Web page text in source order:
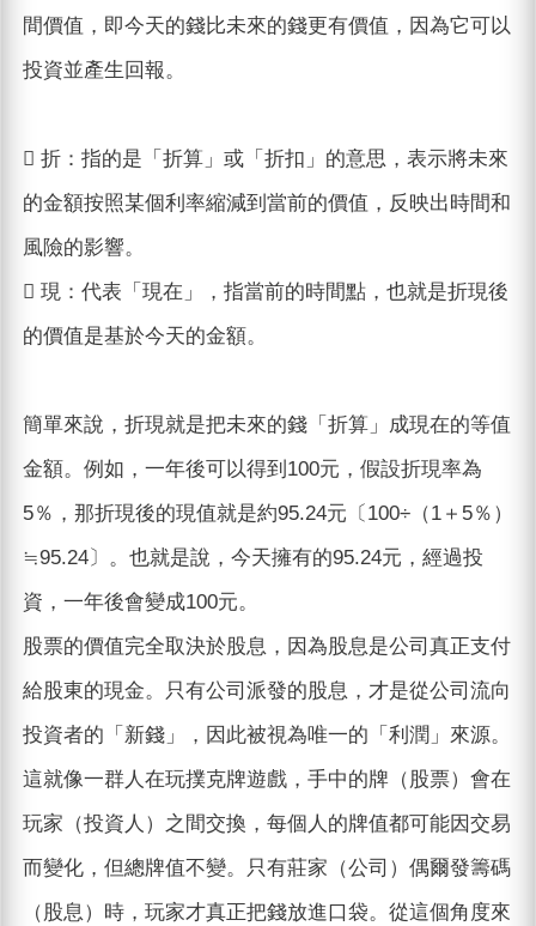
間價值，即今天的錢比未來的錢更有價值，因為它可以
投資並產生回報。
 折：指的是「折算」或「折扣」的意思，表示將未來
的金額按照某個利率縮減到當前的價值，反映出時間和
風險的影響。
 現：代表「現在」，指當前的時間點，也就是折現後
的價值是基於今天的金額。
簡單來說，折現就是把未來的錢「折算」成現在的等值
金額。例如，一年後可以得到100元，假設折現率為
5％，那折現後的現值就是約95.24元〔100÷（1＋5％）
≒95.24〕。也就是說，今天擁有的95.24元，經過投
資，一年後會變成100元。
股票的價值完全取決於股息，因為股息是公司真正支付
給股東的現金。只有公司派發的股息，才是從公司流向
投資者的「新錢」，因此被視為唯一的「利潤」來源。
這就像一群人在玩撲克牌遊戲，手中的牌（股票）會在
玩家（投資人）之間交換，每個人的牌值都可能因交易
而變化，但總牌值不變。只有莊家（公司）偶爾發籌碼
（股息）時，玩家才真正把錢放進口袋。從這個角度來